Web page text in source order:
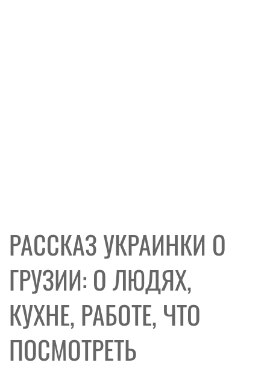
РАССКАЗ УКРАИНКИ О
ГРУЗИИ: О ЛЮДЯХ,
КУХНЕ, РАБОТЕ, ЧТО
ПОСМОТРЕТЬ